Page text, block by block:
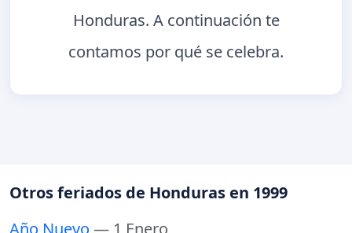
Honduras. A continuación te
contamos por qué se celebra.
Otros feriados de Honduras en 1999
Año Nuevo — 1 Enero